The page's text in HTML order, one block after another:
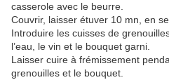
casserole avec le beurre.
Couvrir, laisser étuver 10 mn, en
Introduire les cuisses de
l’eau, le vin et le bouquet garni.
Laisser cuire à frémissement
grenouilles et le bouquet.